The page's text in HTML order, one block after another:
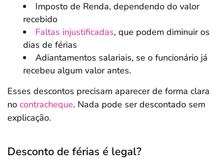
Imposto de Renda, dependendo do valor
recebido
Faltas injustificadas, que podem diminuir os
dias de férias
Adiantamentos salariais, se o funcionário já
recebeu algum valor antes.
Esses descontos precisam aparecer de forma clara
no contracheque. Nada pode ser descontado sem
explicação.
Desconto de férias é legal?